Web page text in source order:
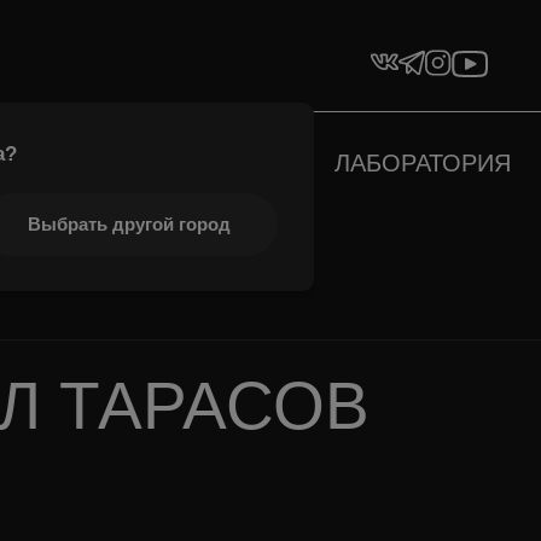
?
Выбрать другой город
ЛАБОРАТОРИЯ
ТАРАСОВ